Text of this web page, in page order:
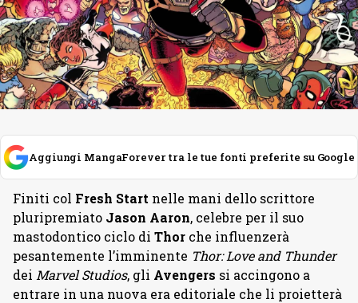
Aggiungi MangaForever tra le tue fonti preferite su Google
Finiti col Fresh Start nelle mani dello scrittore
pluripremiato Jason Aaron, celebre per il suo
mastodontico ciclo di Thor che influenzerà
pesantemente l’imminente Thor: Love and Thunder
dei Marvel Studios, gli Avengers si accingono a
entrare in una nuova era editoriale che li proietterà